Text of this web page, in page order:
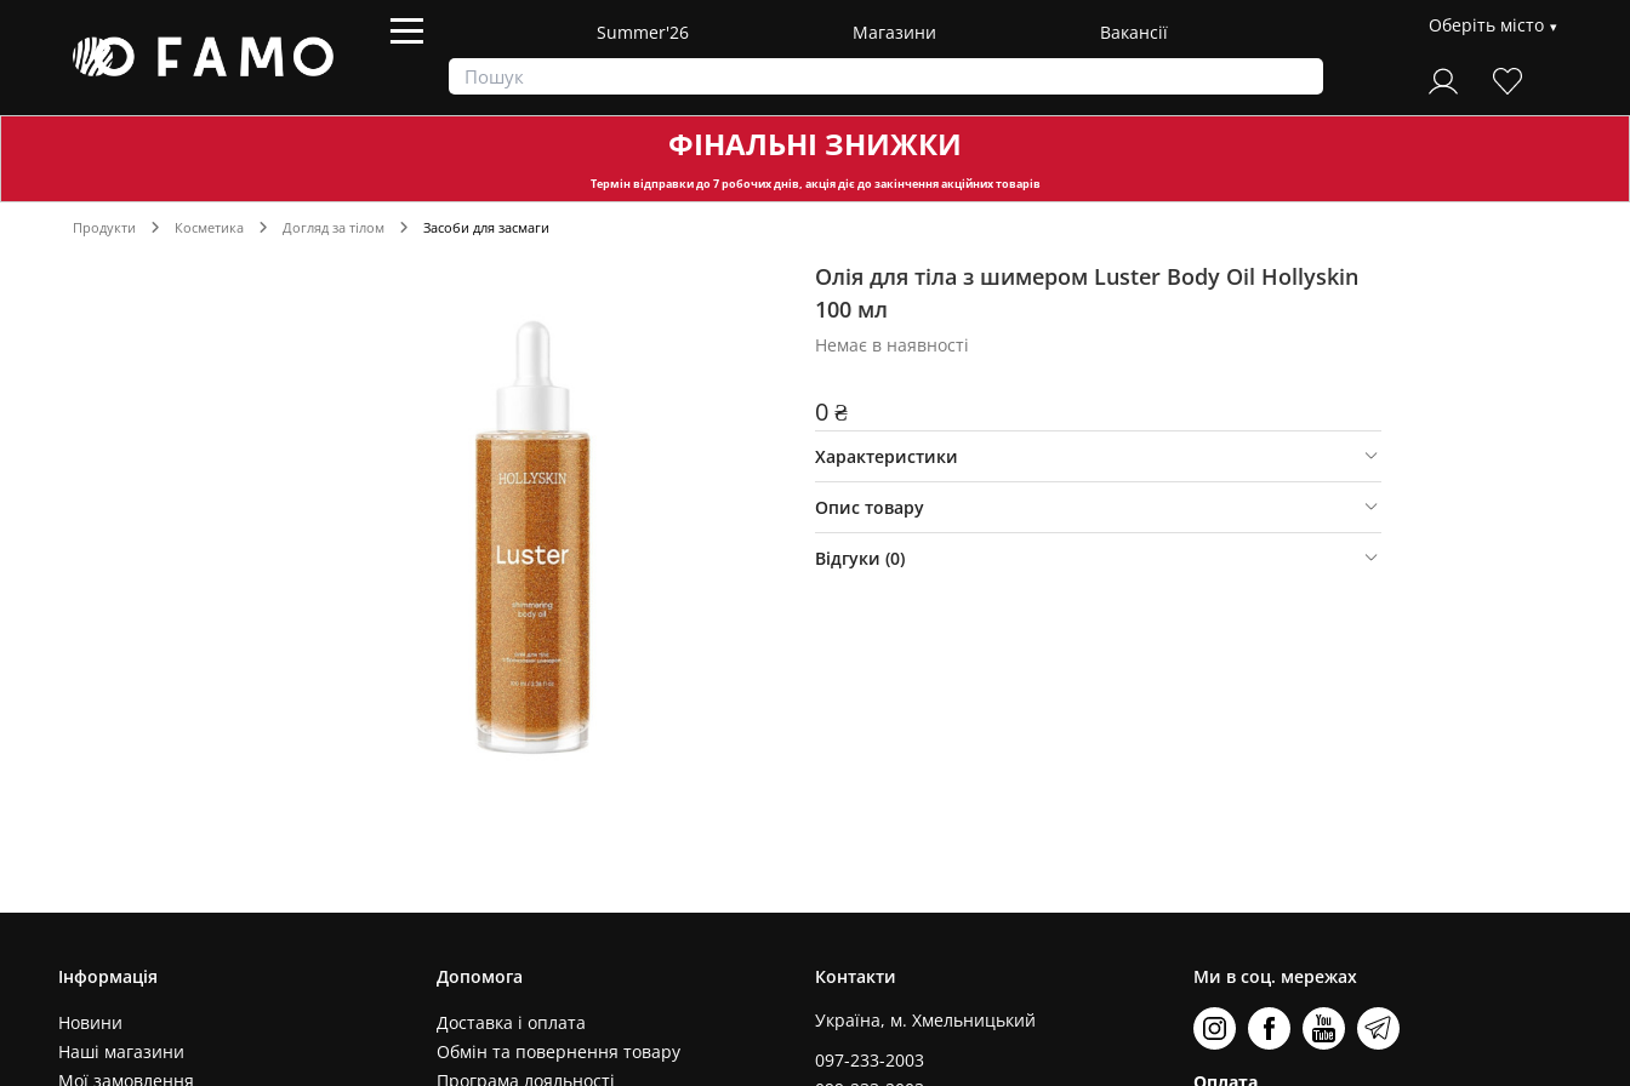
Summer'26 Магазини Вакансії Оберіть місто
ФІНАЛЬНІ ЗНИЖКИ
Термін відправкидо 7 робочих днів, акція діє до закінчення акційних товарів
Продукти Косметика Догляд за тілом Засоби для засмаги
Олія для тіла з шимером Luster Body Oil Hollyskin
100 мл
Немає в наявності
0 ₴
Характеристики
Опис товару
Відгуки (0)
Інформація
Новини
Наші магазини
Мої замовлення
Допомога
Доставка і оплата
Обмін та повернення товару
Програма лояльності
Контакти
Україна, м. Хмельницький
097-233-2003
Ми в соц. мережах
Оплата